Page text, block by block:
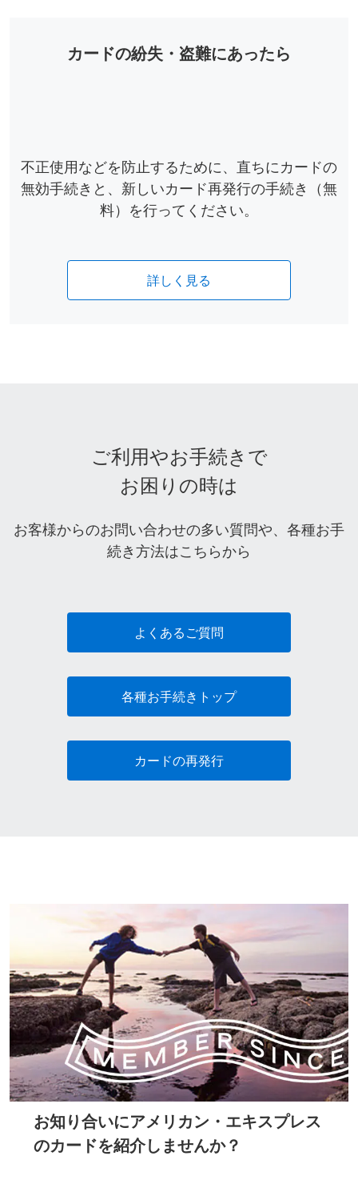
カードの紛失・盗難にあったら
不正使用などを防止するために、直ちにカードの
無効手続きと、新しいカード再発行の手続き（無
料）を行ってください。
詳しく見る
ご利用やお手続きで
お困りの時は
お客様からのお問い合わせの多い質問や、各種お手
続き方法はこちらから
よくあるご質問
各種お手続きトップ
カードの再発行
お知り合いにアメリカン・エキスプレス
のカードを紹介しませんか？